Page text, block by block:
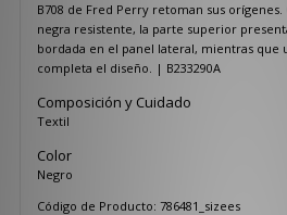
B708 de Fred Perry retoman sus
negra resistente, la parte superior
bordada en el panel lateral, mientras que
completa el diseño. | B233290A
Composición y Cuidado
Textil
Color
Negro
Código de Producto: 786481_sizees